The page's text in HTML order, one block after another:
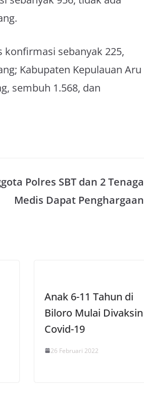
konfirmasi sebanyak 225,
Kabupaten Kepulauan Aru
sembuh 1.568, dan
Polres SBT dan 2 Tenaga
Medis Dapat Penghargaan
Anak 6-11 Tahun di
Biloro Mulai Divaksin
Covid-19
26 Februari 2022